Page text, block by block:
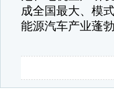
成全国最大、模
能源汽车产业蓬勃